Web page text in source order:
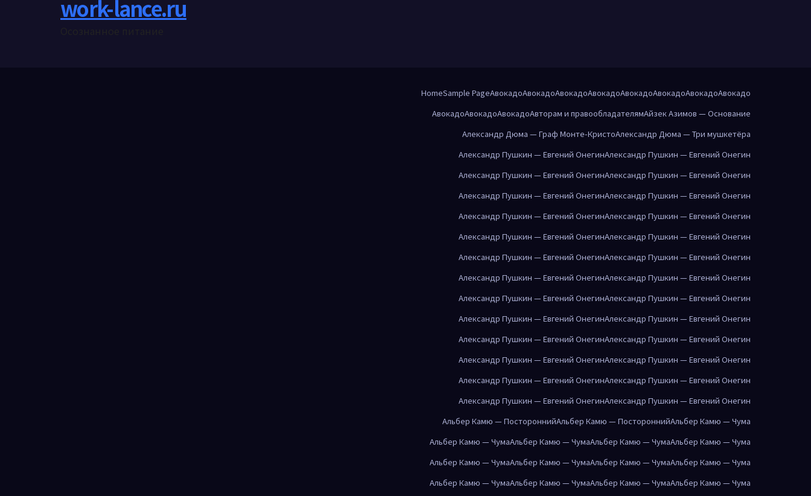
work-lance.ru
HomeSample PageАвокадоАвокадоАвокадоАвокадоАвокадоАвокадоАвокадоАвокадо
АвокадоАвокадоАвокадоАвторам и правообладателямАйзек Азимов — Основание
Александр Дюма — Граф Монте-КристоАлександр Дюма — Три мушкетёра
Александр Пушкин — Евгений ОнегинАлександр Пушкин — Евгений Онегин
Александр Пушкин — Евгений ОнегинАлександр Пушкин — Евгений Онегин
Александр Пушкин — Евгений ОнегинАлександр Пушкин — Евгений Онегин
Александр Пушкин — Евгений ОнегинАлександр Пушкин — Евгений Онегин
Александр Пушкин — Евгений ОнегинАлександр Пушкин — Евгений Онегин
Александр Пушкин — Евгений ОнегинАлександр Пушкин — Евгений Онегин
Александр Пушкин — Евгений ОнегинАлександр Пушкин — Евгений Онегин
Александр Пушкин — Евгений ОнегинАлександр Пушкин — Евгений Онегин
Александр Пушкин — Евгений ОнегинАлександр Пушкин — Евгений Онегин
Александр Пушкин — Евгений ОнегинАлександр Пушкин — Евгений Онегин
Александр Пушкин — Евгений ОнегинАлександр Пушкин — Евгений Онегин
Александр Пушкин — Евгений ОнегинАлександр Пушкин — Евгений Онегин
Александр Пушкин — Евгений ОнегинАлександр Пушкин — Евгений Онегин
Альбер Камю — ПостороннийАльбер Камю — ПостороннийАльбер Камю — Чума
Альбер Камю — ЧумаАльбер Камю — ЧумаАльбер Камю — ЧумаАльбер Камю — Чума
Альбер Камю — ЧумаАльбер Камю — ЧумаАльбер Камю — ЧумаАльбер Камю — Чума
Альбер Камю — ЧумаАльбер Камю — ЧумаАльбер Камю — ЧумаАльбер Камю — Чума